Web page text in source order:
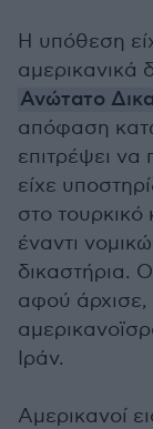
Η υπόθεση
αμερικανικά
Ανώτατο
απόφαση
επιτρέψει
είχε
στο τουρκικό
έναντι
δικαστήρια.
αφού
Ιράν.
Αμερικανοί